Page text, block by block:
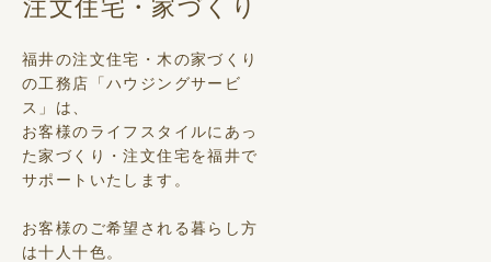
注文住宅・家づくり
福井の注文住宅・木の家づくり
の工務店「ハウジングサービ
ス」は、
お客様のライフスタイルにあっ
た家づくり・注文住宅を福井で
サポートいたします。
お客様のご希望される暮らし方
は十人十色。